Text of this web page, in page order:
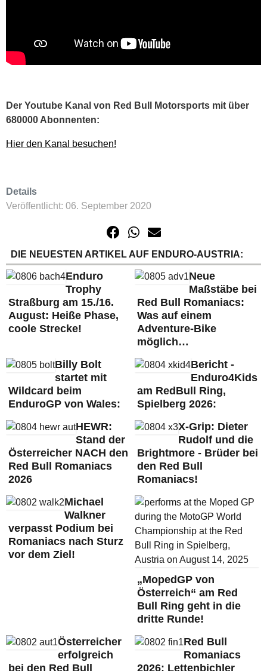
Der Youtube Kanal von Red Bull Motorsports mit über
680000 Abonnenten:
Hier den Kanal besuchen!
Details
Veröffentlicht: 06. September 2020
DIE NEUESTEN ARTIKEL AUF ENDURO-AUSTRIA:
Enduro
Trophy
Straßburg am 15./16.
August: Heiße Phase,
coole Strecke!
Neue
Maßstäbe bei
Red Bull Romaniacs:
Was auf einem
Adventure-Bike
möglich…
Billy Bolt
startet mit
Wildcard beim
EnduroGP von Wales:
Bericht -
Enduro4Kids
am RedBull Ring,
Spielberg 2026:
HEWR:
Stand der
Österreicher NACH den
Red Bull Romaniacs
2026
X-Grip: Dieter
Rudolf und die
Brightmore - Brüder bei
den Red Bull
Romaniacs!
Michael
Walkner
verpasst Podium bei
Romaniacs nach Sturz
vor dem Ziel!
„MopedGP von
Österreich“ am Red
Bull Ring geht in die
dritte Runde!
Österreicher
erfolgreich
bei den Red Bull
Red Bull
Romaniacs
2026: Lettenbichler